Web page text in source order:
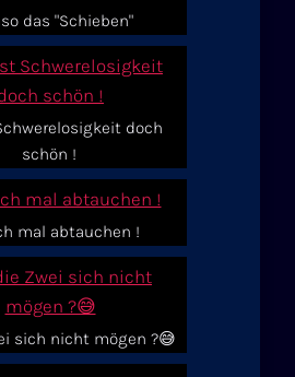
das "Schieben"
doch
schön !
mal abtauchen !
sich nicht mögen ?😅